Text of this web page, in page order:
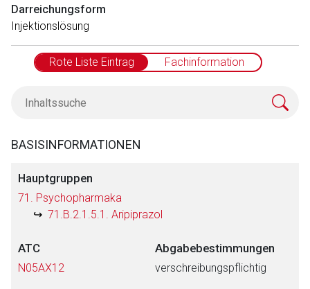
Darreichungsform
In­jektionslösung
Rote Liste Eintrag Fachinformation
BASISINFORMATIONEN
Hauptgruppen
71. Psychopharmaka
71.B.2.1.5.1. Aripiprazol
ATC
N05AX12
Abgabebestimmungen
verschreibungspflichtig